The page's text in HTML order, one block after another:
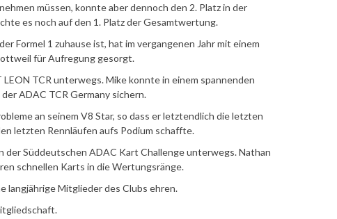
müssen, konnte aber dennoch den 2. Platz in der
es noch auf den 1. Platz der Gesamtwertung.
Formel 1 zuhause ist, hat im vergangenen Jahr mit einem
für Aufregung gesorgt.
TCR unterwegs. Mike konnte in einem spannenden
ADAC TCR Germany sichern.
an seinem V8 Star, so dass er letztendlich die letzten
letzten Rennläufen aufs Podium schaffte.
der Süddeutschen ADAC Kart Challenge unterwegs. Nathan
schnellen Karts in die Wertungsränge.
langjährige Mitglieder des Clubs ehren.